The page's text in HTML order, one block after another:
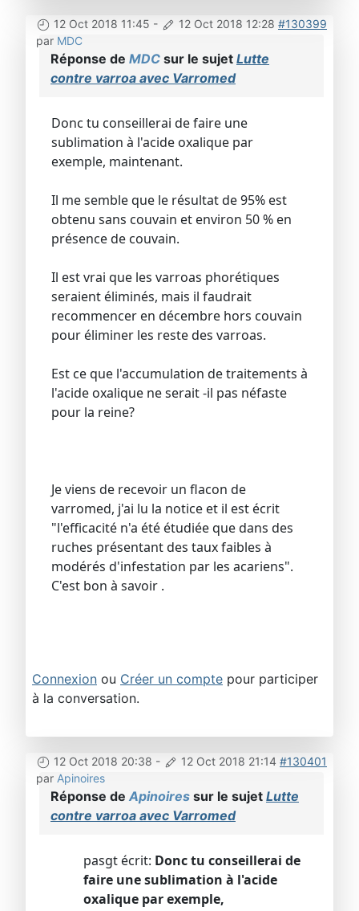
12 Oct 2018 11:45 - 12 Oct 2018 12:28 #130399
par MDC
Réponse de MDC sur le sujet Lutte
contre varroa avec Varromed
Donc tu conseillerai de faire une
sublimation à l'acide oxalique par
exemple, maintenant.
Il me semble que le résultat de 95% est
obtenu sans couvain et environ 50 % en
présence de couvain.
Il est vrai que les varroas phorétiques
seraient éliminés, mais il faudrait
recommencer en décembre hors couvain
pour éliminer les reste des varroas.
Est ce que l'accumulation de traitements à
l'acide oxalique ne serait -il pas néfaste
pour la reine?
Je viens de recevoir un flacon de
varromed, j'ai lu la notice et il est écrit
"l'efficacité n'a été étudiée que dans des
ruches présentant des taux faibles à
modérés d'infestation par les acariens".
C'est bon à savoir .
Connexion ou Créer un compte pour participer
à la conversation.
12 Oct 2018 20:38 - 12 Oct 2018 21:14 #130401
par Apinoires
Réponse de Apinoires sur le sujet Lutte
contre varroa avec Varromed
pasgt écrit: Donc tu conseillerai de
faire une sublimation à l'acide
oxalique par exemple,